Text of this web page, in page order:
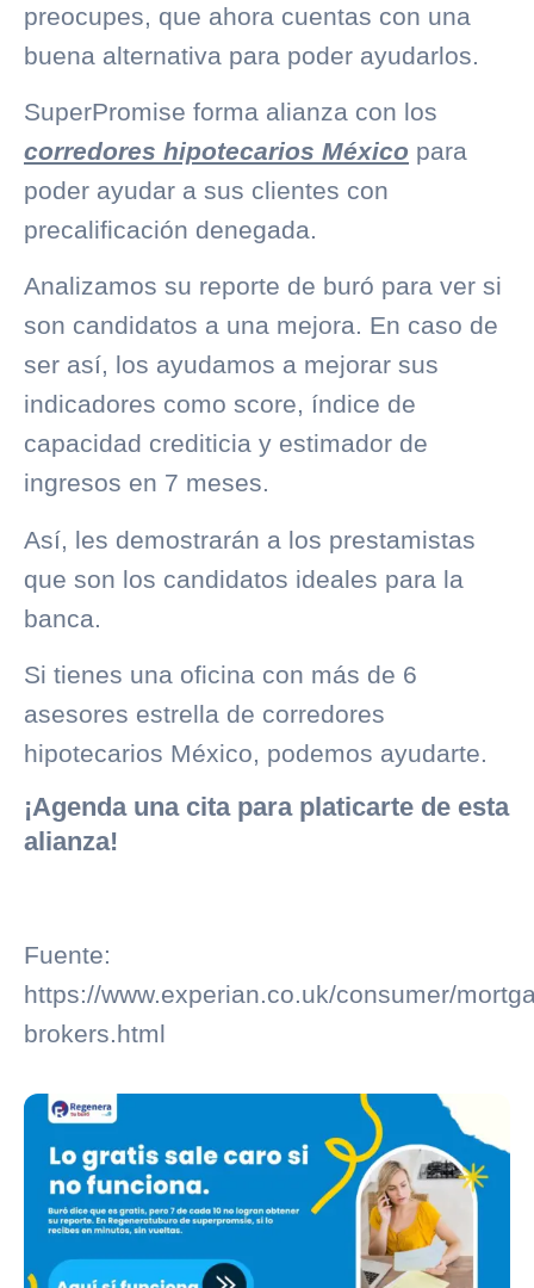
preocupes, que ahora cuentas con una
buena alternativa para poder ayudarlos.
SuperPromise forma alianza con los
corredores hipotecarios México para
poder ayudar a sus clientes con
precalificación denegada.
Analizamos su reporte de buró para ver si
son candidatos a una mejora. En caso de
ser así, los ayudamos a mejorar sus
indicadores como score, índice de
capacidad crediticia y estimador de
ingresos en 7 meses.
Así, les demostrarán a los prestamistas
que son los candidatos ideales para la
banca.
Si tienes una oficina con más de 6
asesores estrella de corredores
hipotecarios México, podemos ayudarte.
¡Agenda una cita para platicarte de esta
alianza!
Fuente:
https://www.experian.co.uk/consumer/
brokers.html